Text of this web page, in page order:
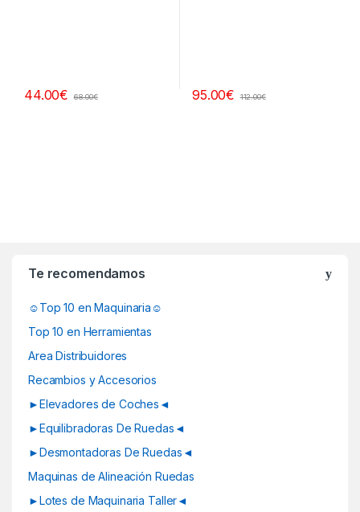
44.00€ 68.00€ 95.00€ 112.00€
Te recomendamos
☺Top 10 en Maquinaria☺
Top 10 en Herramientas
Area Distribuidores
Recambios y Accesorios
►Elevadores de Coches◄
►Equilibradoras De Ruedas◄
►Desmontadoras De Ruedas◄
Maquinas de Alineación Ruedas
►Lotes de Maquinaria Taller◄